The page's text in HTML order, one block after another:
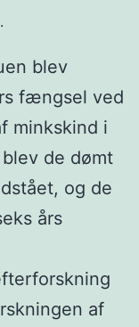
blev
fængsel ved
minkskind i
de dømt
og de
års
af